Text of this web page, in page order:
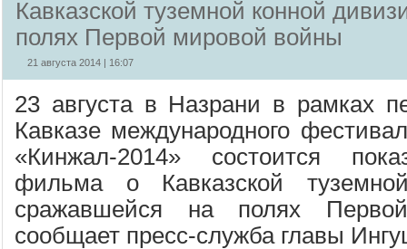
Кавказской туземной конной
полях Первой мировой войны
21 августа 2014 | 16:07
23 августа в Назрани в рамках
Кавказе международного
«Кинжал-2014» состоится
фильма о Кавказской
сражавшейся на полях
сообщает пресс-служба главы